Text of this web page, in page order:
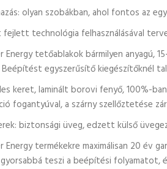
olyan szobákban, ahol fontos az
technológia felhasználásával
Energy tetőablakok bármilyen
egyszerűsítő kiegészítőknél
keret, laminált borovi fenyő, 100%-
fogantyúval, a szárny szellőztetése
biztonsági üveg, edzett külső
Energy termékekre maximálisan 20 év
teszi a beépítési